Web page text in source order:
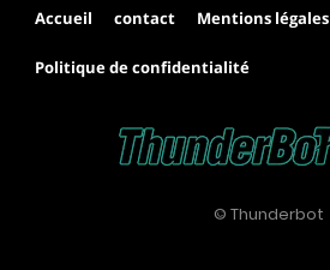
Accueil contact Mentions légales
Politique de confidentialité
© Thunderbot